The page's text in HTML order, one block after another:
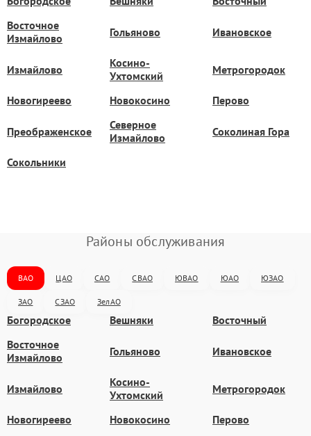
Восточное
Измайлово
Гольяново Ивановское
Измайлово
Косино-
Ухтомский
Метрогородок
Новогиреево Новокосино Перово
Преображенское
Северное
Измайлово
Соколиная Гора
Сокольники
Районы обслуживания
ВАО ЦАО САО СВАО ЮВАО ЮАО ЮЗАО
ЗАО СЗАО ЗелАО
Богородское Вешняки
Восточный
Восточное
Измайлово
Гольяново Ивановское
Измайлово
Косино-
Ухтомский
Метрогородок
Новогиреево Новокосино Перово